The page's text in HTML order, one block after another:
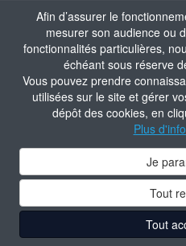
Afin d’assurer le
mesurer son audience ou
fonctionnalités particulières,
échéant sous réserve
Vous pouvez prendre
utilisées sur le site et gérer
dépôt des cookies, en
Plus
Je
Tout
Tout